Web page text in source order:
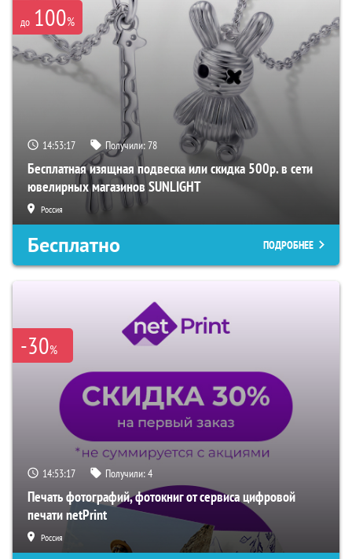
до 100%
14:53:16 Получили:78
Бесплатная изящная подвеска или скидка 500р. в сети
ювелирных магазинов SUNLIGHT
Россия
Бесплатно ПОДРОБНЕЕ
-30%
14:53:16 Получили:4
Печать фотографий, фотокниг от сервиса цифровой
печати netPrint
Россия